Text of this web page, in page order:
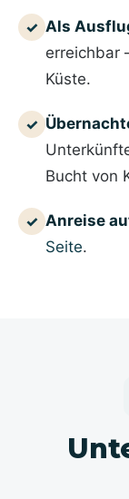
✓ Als
erreichbar
Küste.
✓
Bucht von
✓ Anreise
Seite.